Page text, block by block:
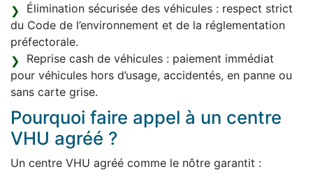
Élimination sécurisée des véhicules : respect strict
du Code de l’environnement et de la réglementation
préfectorale.
Reprise cash de véhicules : paiement immédiat
pour véhicules hors d’usage, accidentés, en panne ou
sans carte grise.
Pourquoi faire appel à un centre
VHU agréé ?
Un centre VHU agréé comme le nôtre garantit :